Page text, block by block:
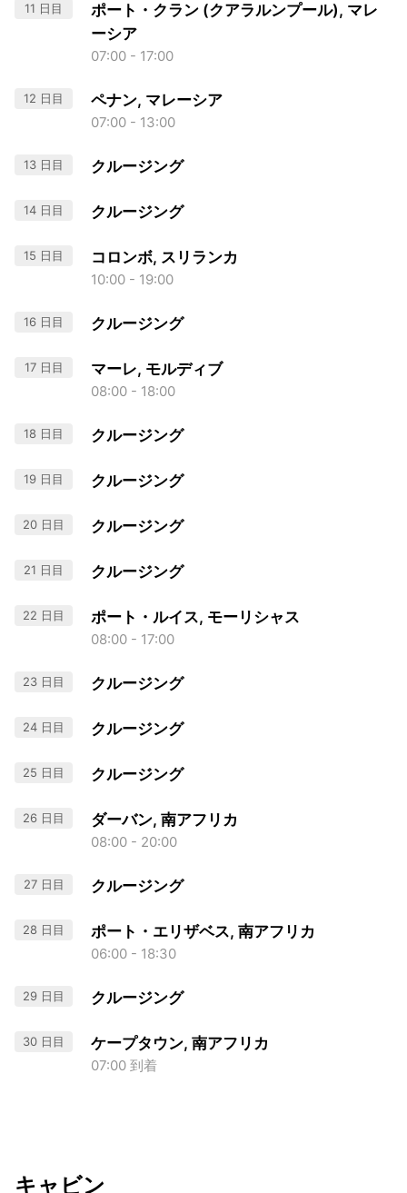
11 日目
ポート・クラン (クアラルンプール), マレ
ーシア
07:00 - 17:00
12 日目 ペナン, マレーシア
07:00 - 13:00
13 日目 クルージング
14 日目 クルージング
15 日目 コロンボ, スリランカ
10:00 - 19:00
16 日目 クルージング
17 日目 マーレ, モルディブ
08:00 - 18:00
18 日目 クルージング
19 日目 クルージング
20 日目 クルージング
21 日目 クルージング
22 日目 ポート・ルイス, モーリシャス
08:00 - 17:00
23 日目 クルージング
24 日目 クルージング
25 日目 クルージング
26 日目 ダーバン, 南アフリカ
08:00 - 20:00
27 日目 クルージング
28 日目 ポート・エリザベス, 南アフリカ
06:00 - 18:30
29 日目 クルージング
30 日目 ケープタウン, 南アフリカ
07:00 到着
キャビン